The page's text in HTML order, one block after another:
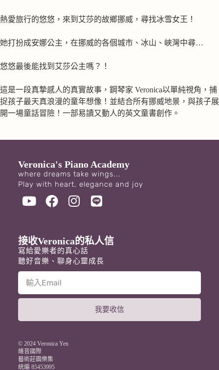
熱愛旅行的悠悠，來到艾莎的故鄉挪威，尋找冰雪女王！
她打扮成安娜公主，在挪威的各個城市、冰山、峽灣中尋…
悠悠最後能找到艾莎公主嗎？！
這是一段真摯感人的真實故事，鋼琴家 Veronica以單純視角，捕
捉孩子最天真浪漫的童年想像！並結合所有挪威地景，與孩子展
開一場童話冒險！一部易讀又動人的英文童書創作。
Veronica's Piano Academy
where dreams take wings...
Play with heart, elegance and joy
接收Veronica的私人信
寫給愛樂者的真心話
聽好音樂、聊身心靈成長
我要收信
t
e
r
© 2024 Veronica Yen
維音國際
藝術莊園樂集
統編 85453995